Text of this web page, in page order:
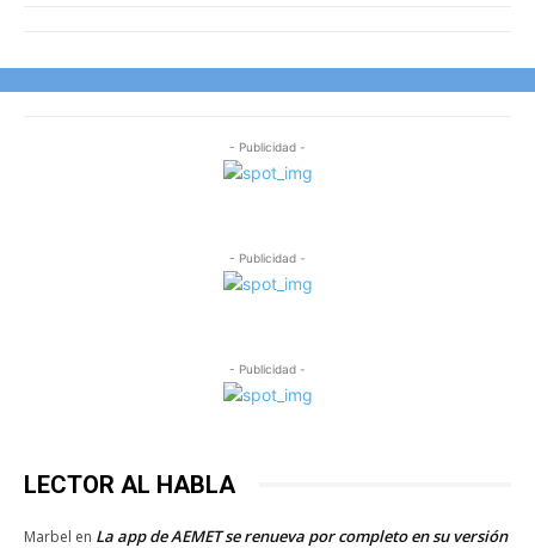
- Publicidad -
- Publicidad -
- Publicidad -
LECTOR AL HABLA
Marbel en La app de AEMET se renueva por completo en su versión